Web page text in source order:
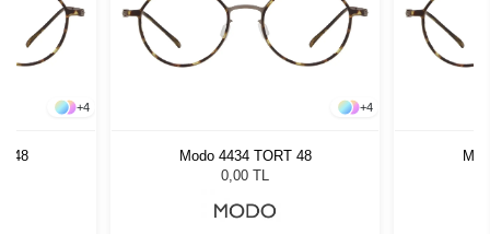
+4
48
+4
Modo 4434 TORT 48
0,00 TL